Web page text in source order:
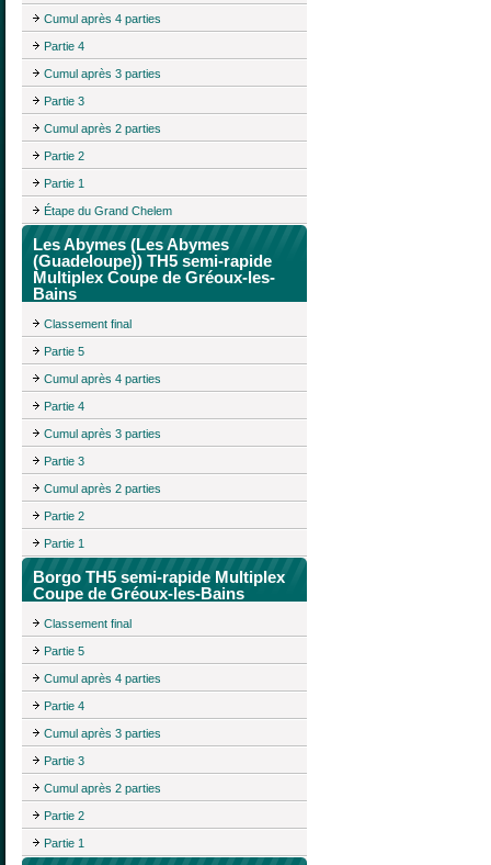
Cumul après 4 parties
Partie 4
Cumul après 3 parties
Partie 3
Cumul après 2 parties
Partie 2
Partie 1
Étape du Grand Chelem
Les Abymes (Les Abymes
(Guadeloupe)) TH5 semi-rapide
Multiplex Coupe de Gréoux-les-
Bains
Classement final
Partie 5
Cumul après 4 parties
Partie 4
Cumul après 3 parties
Partie 3
Cumul après 2 parties
Partie 2
Partie 1
Borgo TH5 semi-rapide Multiplex
Coupe de Gréoux-les-Bains
Classement final
Partie 5
Cumul après 4 parties
Partie 4
Cumul après 3 parties
Partie 3
Cumul après 2 parties
Partie 2
Partie 1